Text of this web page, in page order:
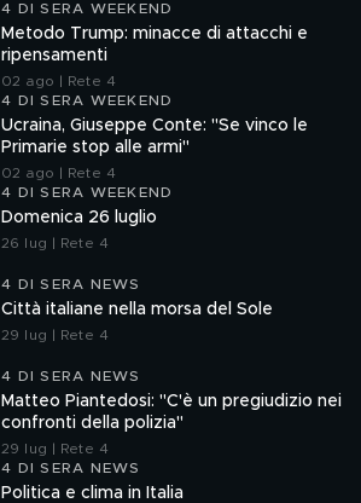
4 DI SERA WEEKEND
Metodo Trump: minacce di attacchi e
ripensamenti
02 ago | Rete 4
4 DI SERA WEEKEND
Ucraina, Giuseppe Conte: "Se vinco le
Primarie stop alle armi"
02 ago | Rete 4
4 DI SERA WEEKEND
Domenica 26 luglio
26 lug | Rete 4
4 DI SERA NEWS
Città italiane nella morsa del Sole
29 lug | Rete 4
4 DI SERA NEWS
Matteo Piantedosi: "C'è un pregiudizio nei
confronti della polizia"
29 lug | Rete 4
4 DI SERA NEWS
Politica e clima in Italia